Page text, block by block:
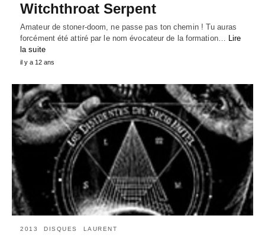
Witchthroat Serpent
Amateur de stoner-doom, ne passe pas ton chemin ! Tu auras
forcément été attiré par le nom évocateur de la formation… Lire
la suite
il y a 12 ans
2013 DISQUES LAURENT